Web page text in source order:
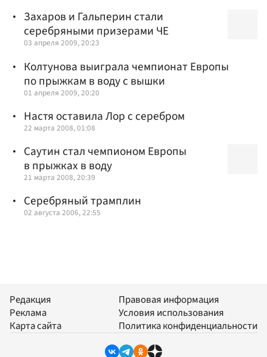
Захаров и Гальперин стали
серебряными призерами ЧЕ
03 апреля 2009, 20:23
Колтунова выиграла чемпионат Европы
по прыжкам в воду с вышки
01 апреля 2009, 20:20
Настя оставила Лор с серебром
22 марта 2008, 01:08
Саутин стал чемпионом Европы
в прыжках в воду
21 марта 2008, 20:39
Серебряный трамплин
02 августа 2006, 22:55
Редакция
Реклама
Карта сайта
Правовая информация
Условия использования
Политика конфиденциальности